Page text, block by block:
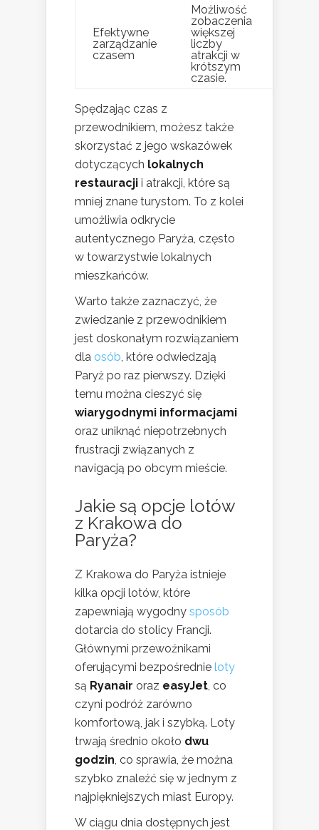
Efektywne
zarządzanie
czasem
Możliwość
zobaczenia
większej
liczby
atrakcji w
krótszym
czasie.
Spędzając czas z
przewodnikiem, możesz także
skorzystać z jego wskazówek
dotyczących lokalnych
restauracji i atrakcji, które są
mniej znane turystom. To z kolei
umożliwia odkrycie
autentycznego Paryża, często
w towarzystwie lokalnych
mieszkańców.
Warto także zaznaczyć, że
zwiedzanie z przewodnikiem
jest doskonałym rozwiązaniem
dla osób , które odwiedzają
Paryż po raz pierwszy. Dzięki
temu można cieszyć się
wiarygodnymi informacjami
oraz uniknąć niepotrzebnych
frustracji związanych z
navigacją po obcym mieście.
Jakie są opcje lotów
z Krakowa do
Paryża?
Z Krakowa do Paryża istnieje
kilka opcji lotów, które
zapewniają wygodny sposób
dotarcia do stolicy Francji.
Głównymi przewoźnikami
oferującymi bezpośrednie loty
są Ryanair oraz easyJet , co
czyni podróż zarówno
komfortową, jak i szybką. Loty
trwają średnio około dwu
godzin , co sprawia, że można
szybko znaleźć się w jednym z
najpiękniejszych miast Europy.
W ciągu dnia dostępnych jest